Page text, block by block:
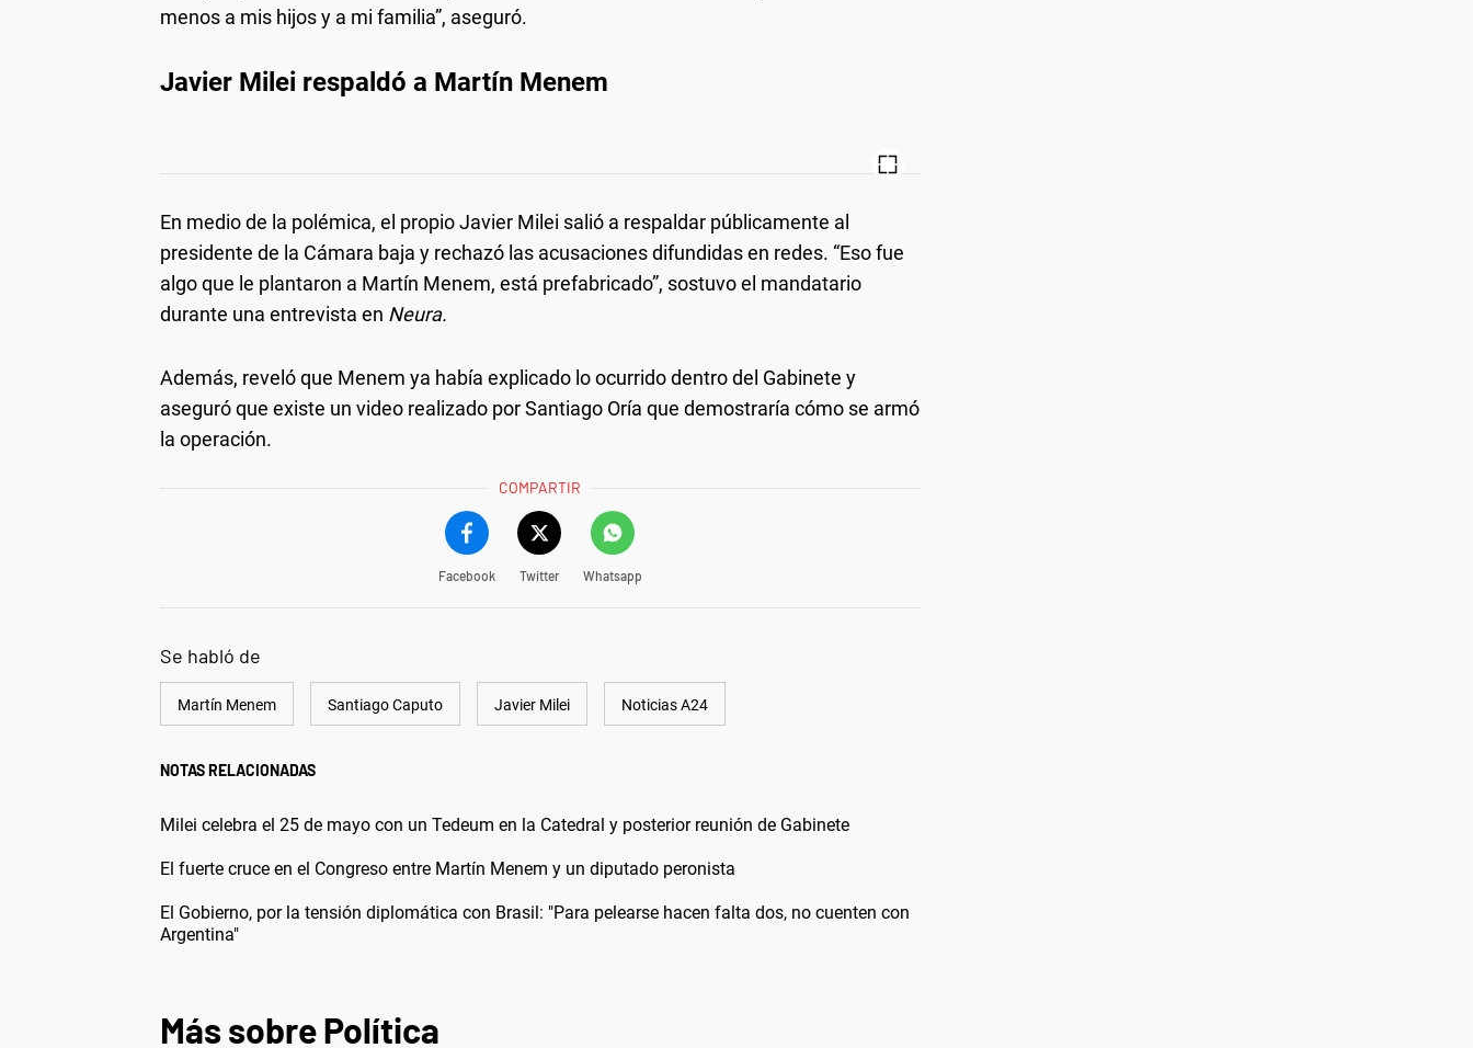
menos a mis hijos y a mi familia”, aseguró.
Javier Milei respaldó a Martín Menem
En medio de la polémica, el propio Javier Milei salió a respaldar públicamente al
presidente de la Cámara baja y rechazó las acusaciones difundidas en redes. “Eso fue
algo que le plantaron a Martín Menem, está prefabricado”, sostuvo el mandatario
durante una entrevista en Neura.
Además, reveló que Menem ya había explicado lo ocurrido dentro del Gabinete y
aseguró que existe un video realizado por Santiago Oría que demostraría cómo se armó
la operación.
COMPARTIR
Facebook Twitter Whatsapp
Se habló de
Martín Menem Santiago Caputo Javier Milei Noticias A24
NOTAS RELACIONADAS
Milei celebra el 25 de mayo con un Tedeum en la Catedral y posterior reunión de Gabinete
El fuerte cruce en el Congreso entre Martín Menem y un diputado peronista
El Gobierno, por la tensión diplomática con Brasil: "Para pelearse hacen falta dos, no cuenten con
Argentina"
Más sobre Política